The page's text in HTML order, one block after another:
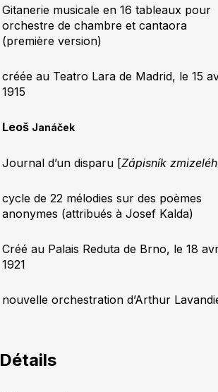
Gitanerie musicale en 16 tableaux pour
orchestre de chambre et cantaora
(première version)
créée au Teatro Lara de Madrid, le 15
1915
Leoš Janáček
Journal d’un disparu [Zápisník
cycle de 22 mélodies sur des poèmes
anonymes (attribués à Josef Kalda)
Créé au Palais Reduta de Brno, le 18
1921
nouvelle orchestration d’Arthur
Détails